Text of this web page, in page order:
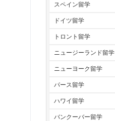
スペイン留学
ドイツ留学
トロント留学
ニュージーランド留学
ニューヨーク留学
パース留学
ハワイ留学
バンクーバー留学